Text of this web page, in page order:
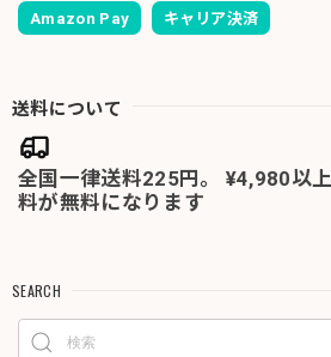
Amazon Pay キャリア決済
送料について
全国一律送料225円。 ¥4,980以
料が無料になります
SEARCH